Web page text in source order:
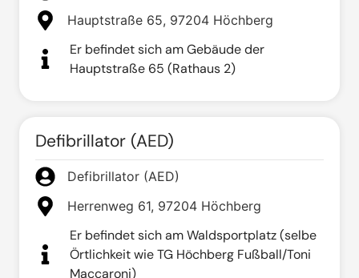
Hauptstraße 65, 97204 Höchberg
Er befindet sich am Gebäude der
Hauptstraße 65 (Rathaus 2)
Defibrillator (AED)
Defibrillator (AED)
Herrenweg 61, 97204 Höchberg
Er befindet sich am Waldsportplatz (selbe
Örtlichkeit wie TG Höchberg Fußball/Toni
Maccaroni)